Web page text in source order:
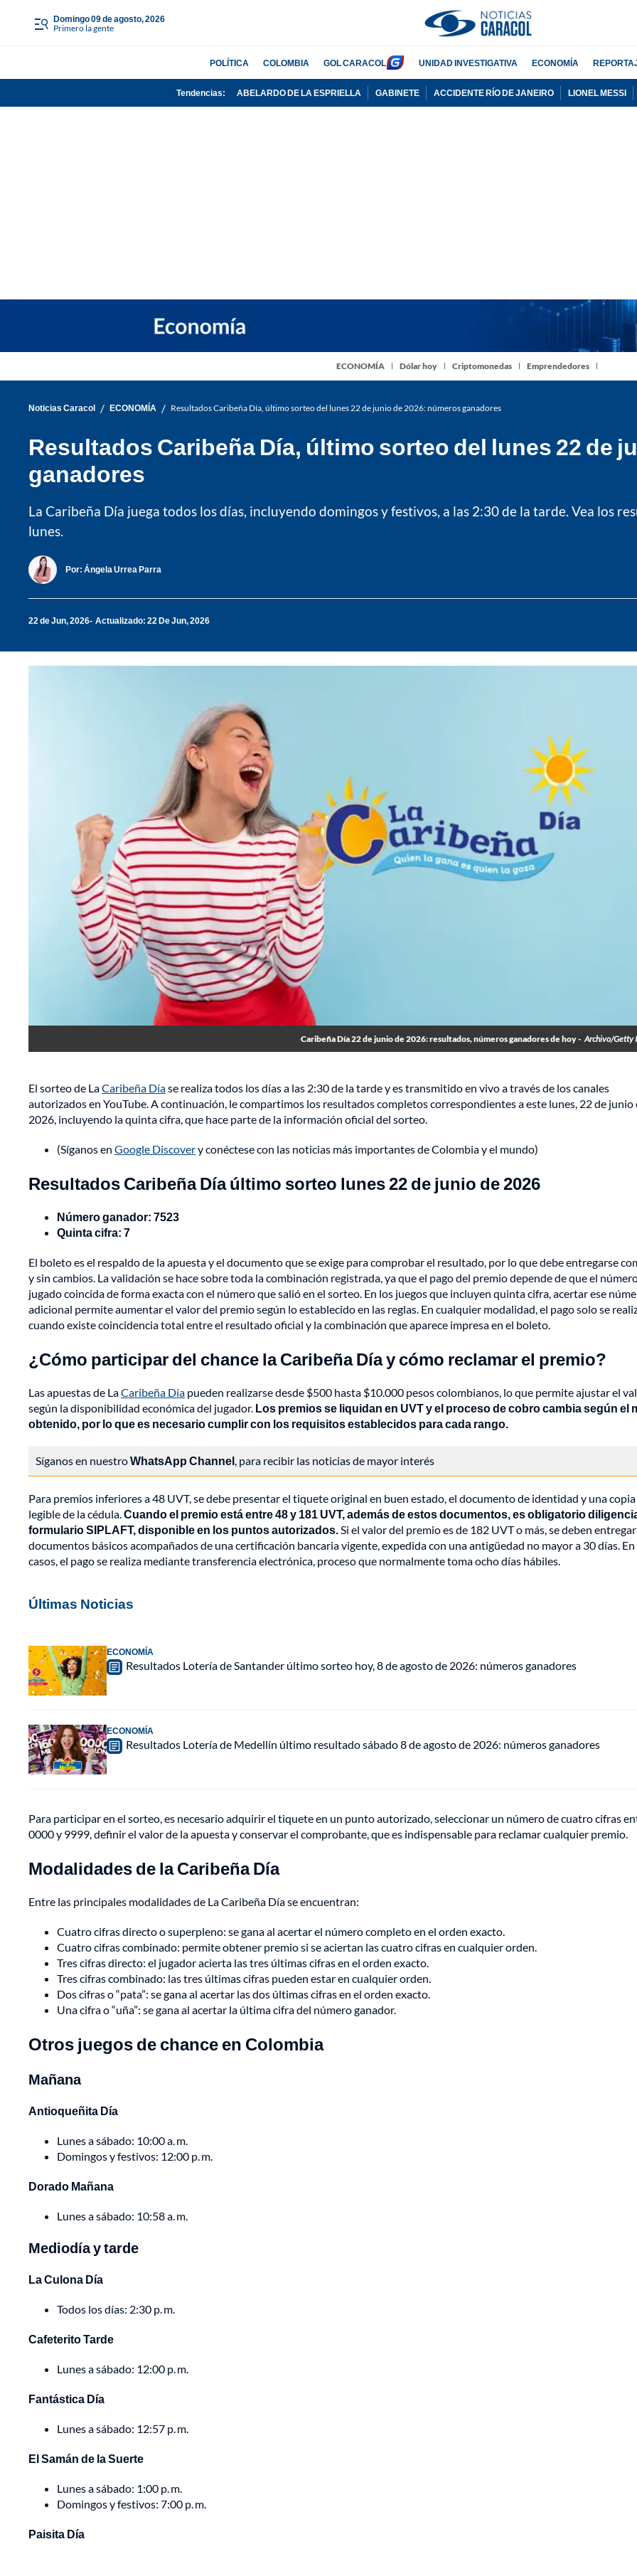
domingo 09 de agosto, 2026
Primero la gente
POLÍTICA COLOMBIA GOL CARACOL UNIDAD INVESTIGATIVA ECONOMÍA
Tendencias: ABELARDO DE LA ESPRIELLA GABINETE ACCIDENTE RÍO DE JANEIRO LIONEL MESSI
ECONOMÍA Dólar hoy Criptomonedas Emprendedores
Noticias Caracol / ECONOMÍA / Resultados Caribeña Día, último sorteo del lunes 22 de junio de 2026: números ganadores
Resultados Caribeña Día, último sorteo del lunes 22 de
ganadores
La Caribeña Día juega todos los días, incluyendo domingos y festivos, a las 2:30 de la tarde. Vea los
lunes.
Por: Ángela Urrea Parra
22 de Jun, 2026 Actualizado: 22 De Jun, 2026
Caribeña Día 22 de junio de 2026: resultados, números ganadores de hoy - Archivo/Getty
El sorteo de LaCaribeña Díase realiza todos los días a las 2:30 de la tarde y es transmitido en vivo a través de los canales
autorizados en YouTube. A continuación, le compartimos los resultados completos correspondientes a este lunes, 22 de junio
2026, incluyendo la quinta cifra, que hace parte de la información oficial del sorteo.
(Síganos en Google Discovery conéctese con las noticias más importantes de Colombia y el mundo)
Resultados Caribeña Día último sorteo lunes 22 de junio de 2026
Número ganador: 7523
Quinta cifra: 7
El boleto es el respaldo de la apuesta y el documento que se exige para comprobar el resultado, por lo que debe entregarse
y sin cambios. La validación se hace sobre toda la combinación registrada, ya que el pago del premio depende de que el
jugado coincida de forma exacta con el número que salió en el sorteo. En los juegos que incluyen quinta cifra, acertar ese
adicional permite aumentar el valor del premio según lo establecido en las reglas. En cualquier modalidad, el pago solo se
cuando existe coincidencia total entre el resultado oficial y la combinación que aparece impresa en el boleto.
¿Cómo participar del chance la Caribeña Día y cómo reclamar el premio?
Las apuestas de LaCaribeña Día pueden realizarse desde $500 hasta $10.000 pesos colombianos, lo que permite ajustar el
según la disponibilidad económica del jugador. Los premios se liquidan en UVT y el proceso de cobro cambia según el
obtenido, por lo que es necesario cumplir con los requisitos establecidos para cada rango.
Síganos en nuestroWhatsApp Channel, para recibir las noticias de mayor interés
Para premios inferiores a 48 UVT, se debe presentar el tiquete original en buen estado, el documento de identidad y una copia
legible de la cédula.Cuando el premio está entre 48 y 181 UVT, además de estos documentos, es obligatorio
formulario SIPLAFT, disponible en los puntos autorizados.Si el valor del premio es de 182 UVT o más, se deben
documentos básicos acompañados de una certificación bancaria vigente, expedida con una antigüedad no mayor a 30 días.
casos, el pago se realiza mediante transferencia electrónica, proceso que normalmente toma ocho días hábiles.
Últimas Noticias
ECONOMÍA
Resultados Lotería de Santander último sorteo hoy, 8 de agosto de 2026: números ganadores
ECONOMÍA
Resultados Lotería de Medellín último resultado sábado 8 de agosto de 2026: números ganadores
Para participar en el sorteo, es necesario adquirir el tiquete en un punto autorizado, seleccionar un número de cuatro cifras
0000 y 9999, definir el valor de la apuesta y conservar el comprobante, que es indispensable para reclamar cualquier premio.
Modalidades de la Caribeña Día
Entre las principales modalidades de La Caribeña Día se encuentran:
Cuatro cifras directo o superpleno: se gana al acertar el número completo en el orden exacto.
Cuatro cifras combinado: permite obtener premio si se aciertan las cuatro cifras en cualquier orden.
Tres cifras directo: el jugador acierta las tres últimas cifras en el orden exacto.
Tres cifras combinado: las tres últimas cifras pueden estar en cualquier orden.
Dos cifras o “pata”: se gana al acertar las dos últimas cifras en el orden exacto.
Una cifra o “uña”: se gana al acertar la última cifra del número ganador.
Otros juegos de chance en Colombia
Mañana
Antioqueñita Día
Lunes a sábado: 10:00 a. m.
Domingos y festivos: 12:00 p. m.
Dorado Mañana
Lunes a sábado: 10:58 a. m.
Mediodía y tarde
La Culona Día
Todos los días: 2:30 p. m.
Cafeterito Tarde
Lunes a sábado: 12:00 p. m.
Fantástica Día
Lunes a sábado: 12:57 p. m.
El Samán de la Suerte
Lunes a sábado: 1:00 p. m.
Domingos y festivos: 7:00 p. m.
Paisita Día